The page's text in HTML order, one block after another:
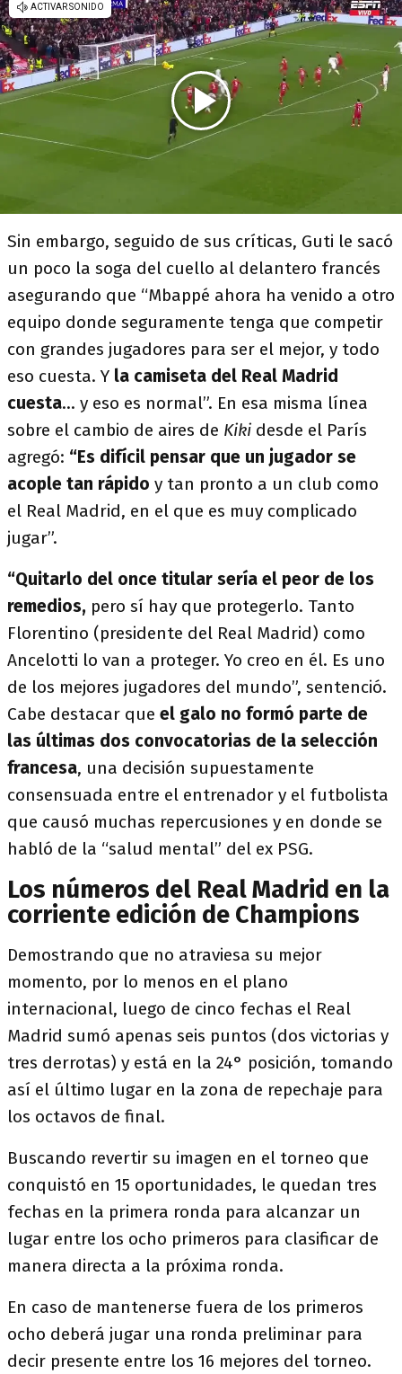
Sin embargo, seguido de sus críticas, Guti le sacó
un poco la soga del cuello al delantero francés
asegurando que “Mbappé ahora ha venido a otro
equipo donde seguramente tenga que competir
con grandes jugadores para ser el mejor, y todo
eso cuesta. Y la camiseta del Real Madrid
cuesta... y eso es normal”. En esa misma línea
sobre el cambio de aires de Kiki desde el París
agregó: “Es difícil pensar que un jugador se
acople tan rápido y tan pronto a un club como
el Real Madrid, en el que es muy complicado
jugar”.
“Quitarlo del once titular sería el peor de los
remedios, pero sí hay que protegerlo. Tanto
Florentino (presidente del Real Madrid) como
Ancelotti lo van a proteger. Yo creo en él. Es uno
de los mejores jugadores del mundo”, sentenció.
Cabe destacar que el galo no formó parte de
las últimas dos convocatorias de la selección
francesa, una decisión supuestamente
consensuada entre el entrenador y el futbolista
que causó muchas repercusiones y en donde se
habló de la “salud mental” del ex PSG.
Los números del Real Madrid en la
corriente edición de Champions
Demostrando que no atraviesa su mejor
momento, por lo menos en el plano
internacional, luego de cinco fechas el Real
Madrid sumó apenas seis puntos (dos victorias y
tres derrotas) y está en la 24° posición, tomando
así el último lugar en la zona de repechaje para
los octavos de final.
Buscando revertir su imagen en el torneo que
conquistó en 15 oportunidades, le quedan tres
fechas en la primera ronda para alcanzar un
lugar entre los ocho primeros para clasificar de
manera directa a la próxima ronda.
En caso de mantenerse fuera de los primeros
ocho deberá jugar una ronda preliminar para
decir presente entre los 16 mejores del torneo.